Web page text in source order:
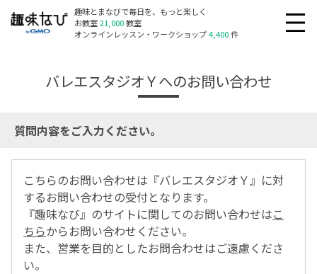
趣味とまなびで毎日を、もっと楽しく
お教室21,000教室
オンラインレッスン・ワークショップ4,400件
バレエスタジオＹへのお問い合わせ
質問内容をご入力ください。
こちらのお問い合わせは『バレエスタジオＹ』に対
するお問い合わせの受付となります。
『趣味なび』のサイトに関してのお問い合わせはこ
ちらからお問い合わせください。
また、営業を目的としたお問合わせはご遠慮くださ
い。